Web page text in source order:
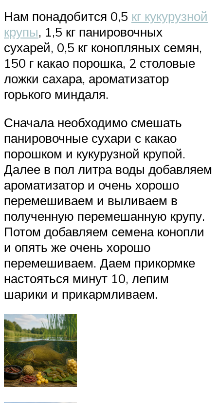
Нам понадобится 0,5 кг кукурузной
крупы, 1,5 кг панировочных
сухарей, 0,5 кг конопляных семян,
150 г какао порошка, 2 столовые
ложки сахара, ароматизатор
горького миндаля.
Сначала необходимо смешать
панировочные сухари с какао
порошком и кукурузной крупой.
Далее в пол литра воды добавляем
ароматизатор и очень хорошо
перемешиваем и выливаем в
полученную перемешанную крупу.
Потом добавляем семена конопли
и опять же очень хорошо
перемешиваем. Даем прикормке
настояться минут 10, лепим
шарики и прикармливаем.